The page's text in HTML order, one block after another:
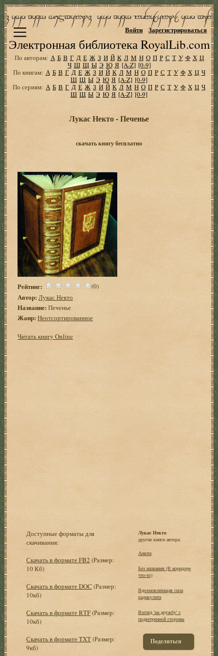
Электронная библиотека RoyalLib.com
Войти Зарегистрироваться
По авторам: А Б В Г Д Е Ж З И Й К Л М Н О П Р С Т У Ф Х Ц
Ч Ш Щ Ы Э Ю Я [A-Z] [0-9]
По книгам: А Б В Г Д Е Ж З И Й К Л М Н О П Р С Т У Ф Х Ц Ч
Ш Щ Ы Э Ю Я [A-Z] [0-9]
По сериям: А Б В Г Д Е Ж З И Й К Л М Н О П Р С Т У Ф Х Ц Ч
Ш Щ Ы Э Ю Я [A-Z] [0-9]
Лукас Некто - Печенье
скачать книгу бесплатно
Рейтинг: (0)
Автор: Лукас Некто
Название: Печенье
Жанр: Неотсортированное
Читать книгу Online
Доступные форматы для
скачивания:
Скачать в формате FB2 (Размер:
10 Кб)
Скачать в формате DOC (Размер:
10кб)
Скачать в формате RTF(Размер:
10кб)
Скачать в формате TXT(Размер:
9кб)
Лукас Некто
другие книги автора:
Анюта
Без названия (В коpидоpе
что-то)
Вдохновляющая сила
радикулита
Взгляд 'на дpужбу' с
подветpенной стоpоны
Поделиться